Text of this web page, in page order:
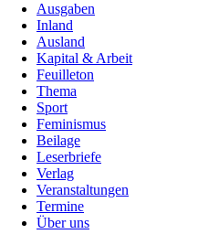
Ausgaben
Inland
Ausland
Kapital & Arbeit
Feuilleton
Thema
Sport
Feminismus
Beilage
Leserbriefe
Verlag
Veranstaltungen
Termine
Über uns